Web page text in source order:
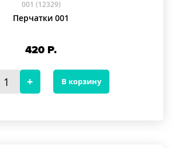
001 (12329)
Перчатки 001
420 Р.
В корзину